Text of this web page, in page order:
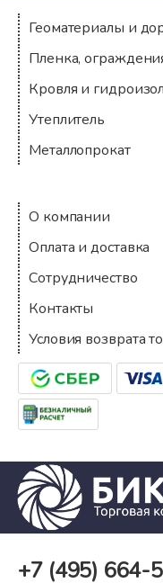
Геоматериалы и
Пленка,
Кровля и
Утеплитель
Металлопрокат
Компания
О компании
Оплата и доставка
Сотрудничество
Контакты
Условия возврата
+7 (495) 664-